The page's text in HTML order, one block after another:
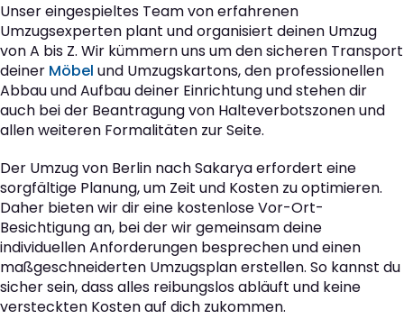
Unser eingespieltes Team von erfahrenen
Umzugsexperten plant und organisiert deinen Umzug
von A bis Z. Wir kümmern uns um den sicheren Transport
deiner Möbel und Umzugskartons, den professionellen
Abbau und Aufbau deiner Einrichtung und stehen dir
auch bei der Beantragung von Halteverbotszonen und
allen weiteren Formalitäten zur Seite.
Der Umzug von Berlin nach Sakarya erfordert eine
sorgfältige Planung, um Zeit und Kosten zu optimieren.
Daher bieten wir dir eine kostenlose Vor-Ort-
Besichtigung an, bei der wir gemeinsam deine
individuellen Anforderungen besprechen und einen
maßgeschneiderten Umzugsplan erstellen. So kannst du
sicher sein, dass alles reibungslos abläuft und keine
versteckten Kosten auf dich zukommen.